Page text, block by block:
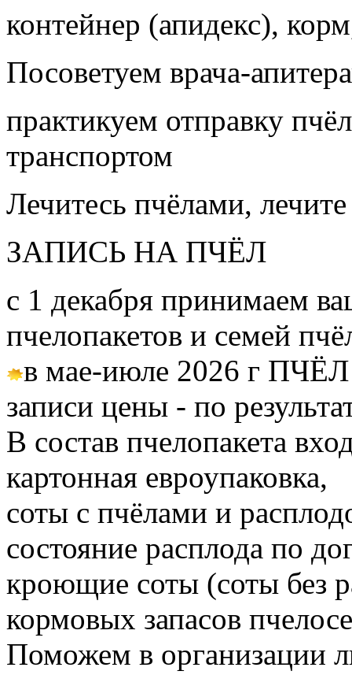
контейнер (апидекс),
Посоветуем врача-
практикуем отправку
транспортом
Лечитесь пчёлами,
ЗАПИСЬ НА ПЧЁЛ
с 1 декабря принимаем
пчелопакетов и семей
в мае-июле 2026 г
записи цены - по
В состав пчелопакета
картонная евроупаковка,
соты с пчёлами и
состояние расплода по
кроющие соты (соты без
кормовых запасов
Поможем в организации